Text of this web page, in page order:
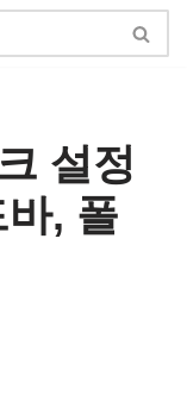
설정
, 폴